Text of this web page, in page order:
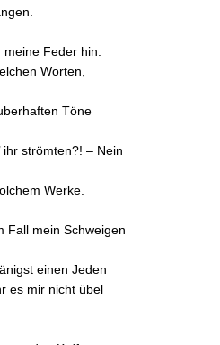
Feder hin.
Worten,
Töne
ihr strömten?! – Nein
Werke.
Fall mein Schweigen
einen Jeden
es mir nicht übel